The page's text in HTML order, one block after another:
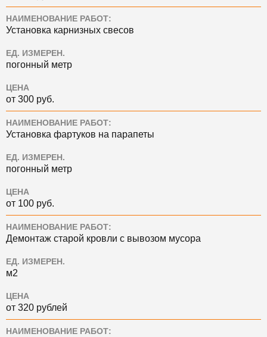
НАИМЕНОВАНИЕ РАБОТ:
Установка карнизных свесов
ЕД. ИЗМЕРЕН.
погонный метр
ЦЕНА
от 300 руб.
НАИМЕНОВАНИЕ РАБОТ:
Установка фартуков на парапеты
ЕД. ИЗМЕРЕН.
погонный метр
ЦЕНА
от 100 руб.
НАИМЕНОВАНИЕ РАБОТ:
Демонтаж старой кровли с вывозом мусора
ЕД. ИЗМЕРЕН.
м2
ЦЕНА
от 320 рублей
НАИМЕНОВАНИЕ РАБОТ: